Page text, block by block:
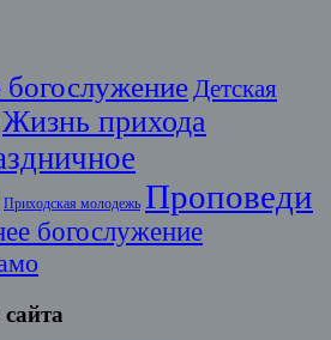
Детская
Жизнь прихода
Приходская молодежь Проповеди
богослужение